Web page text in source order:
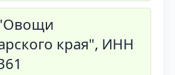
края", ИНН